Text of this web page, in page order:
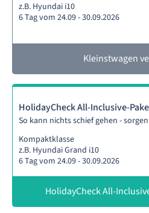
z.B. Hyundai i10
6 Tag vom 24.09 - 30.09.2026
Kleinstwagen
HolidayCheck All-Inclusive-
So kann nichts schief gehen -
Kompaktklasse
z.B. Hyundai Grand i10
6 Tag vom 24.09 - 30.09.2026
HolidayCheck All-